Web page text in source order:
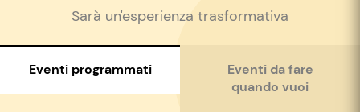
Sarà un'esperienza trasformativa
Eventi programmati
Eventi da fare
quando vuoi